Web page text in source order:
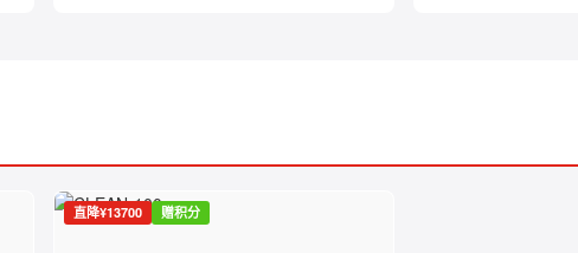
直降¥13700 赠积分